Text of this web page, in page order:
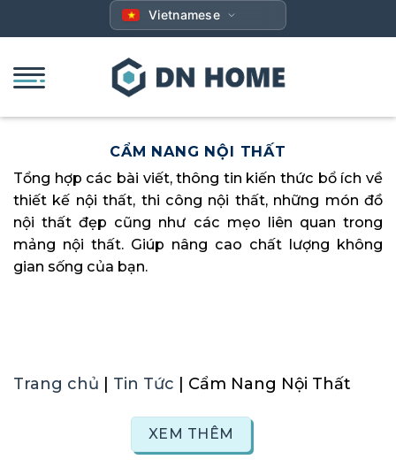
qua
dung
Vietnamese
CẨM NANG NỘI THẤT
Tổng hợp các bài viết, thông tin kiến thức bổ ích về
thiết kế nội thất, thi công nội thất, những món đồ
nội thất đẹp cũng như các mẹo liên quan trong
mảng nội thất. Giúp nâng cao chất lượng không
gian sống của bạn.
Trang chủ Tin Tức Cẩm Nang Nội Thất
XEM THÊM